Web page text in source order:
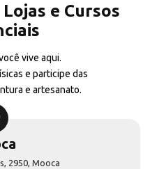
e Cursos
vive aqui.
e participe das
e artesanato.
2950, Mooca